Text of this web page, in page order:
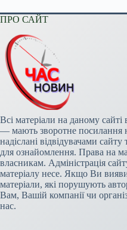
ПРО САЙТ
Всі матеріали на даному сайті
— мають зворотне посилання
надіслані відвідувачами
для ознайомлення. Права на
власникам. Адміністрація
матеріалу несе. Якщо Ви
матеріали, які порушують
Вам, Вашій компанії чи
нас.